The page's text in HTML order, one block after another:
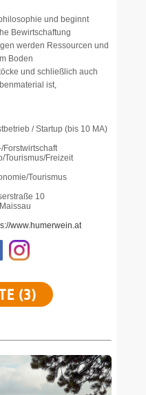
und beginnt
Bewirtschaftung
werden Ressourcen und
Boden
und schließlich auch
ist,
/ Startup (bis 10 MA)
Forstwirtschaft
Tourismus/Freizeit
Tourismus
10
www.humerwein.at
(3)